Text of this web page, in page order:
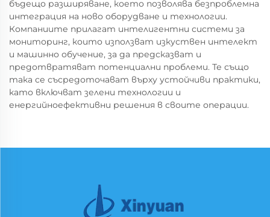
бъдещо разширяване, което позволява безпроблемна
интеграция на ново оборудване и технологии.
Компаниите прилагат интелигентни системи за
мониторинг, които използват изкуствен интелект
и машинно обучение, за да предсказват и
предотвратяват потенциални проблеми. Те също
така се съсредоточават върху устойчиви практики,
като включват зелени технологии и
енергийноефективни решения в своите операции.